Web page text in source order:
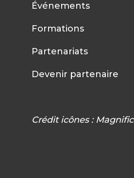
Événements
Formations
Partenariats
Devenir partenaire
Crédit icônes : Magnific